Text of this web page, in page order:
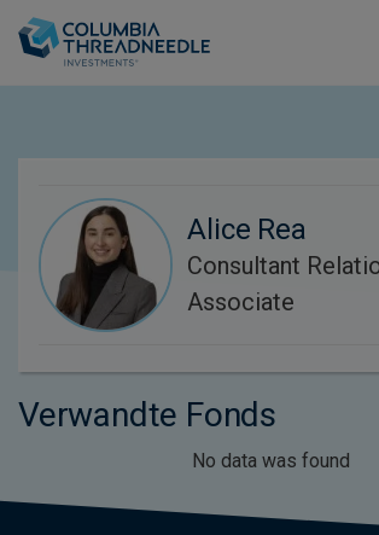
Alice Rea
Consultant
Associate
Verwandte Fonds
No data was found